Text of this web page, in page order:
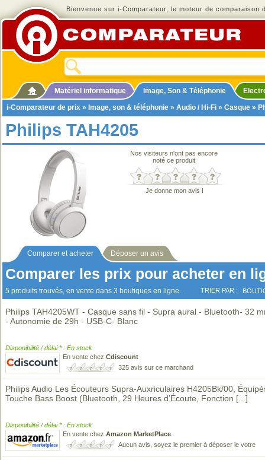
Bienvenue sur i-Comparateur, le moteur de comparaison
Matériel informatique Image, Son & Téléphonie
i-Comparateur de prix » Image, son & téléphonie » Audio / Hi-Fi » Casque »
Philips TAH4205
Nos visiteurs n'ont pas encore
noté ce produit
Je donne mon avis !
Comparer et acheter Déposer un avis
Comparer les prix pour acheter en
5 produits trouvés, en vente dans 3 boutiques en ligne. TRIER PAR :
Philips TAH4205WT - Casque sans fil - Supra aural - Bluetooth- 32
- Autonomie de 29h - USB-C- Blanc
Disponibilité / délai * : En stock
En vente chez Cdiscount
325 avis sur ce marchand
Philips Audio Les Écouteurs Supra-Auxriculaires H4205Bk/00,
Touche Bass Boost (Bluetooth, 29 Heures d’Écoute, Fonction [...]
Disponibilité / délai * : En stock
En vente chez Amazon MarketPlace
Aucun avis, soyez le premier à déposer le votre